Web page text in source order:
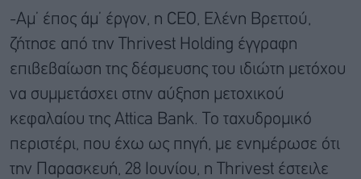
-Αμ’ έπος άμ’ έργον, η CEO, Ελένη Βρεττού,
ζήτησε από την Thrivest Holding έγγραφη
επιβεβαίωση της δέσμευσης του ιδιώτη μετόχου
να συμμετάσχει στην αύξηση μετοχικού
κεφαλαίου της Attica Bank. Το ταχυδρομικό
περιστέρι, που έχω ως πηγή, με ενημέρωσε ότι
την Παρασκευή, 28 Ιουνίου, η Thrivest έστειλε